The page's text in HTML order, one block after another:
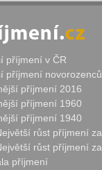
příjmení v ČR
příjmení novorozenců
příjmení 2016
příjmení 1960
příjmení 1940
růst příjmení
růst příjmení
příjmení